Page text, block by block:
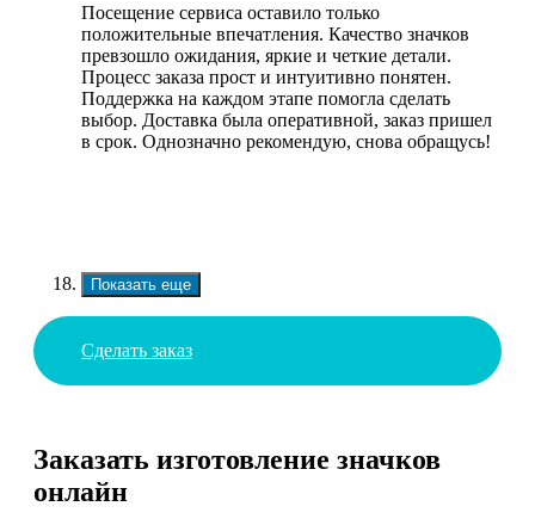
Посещение сервиса оставило только
положительные впечатления. Качество значков
превзошло ожидания, яркие и четкие детали.
Процесс заказа прост и интуитивно понятен.
Поддержка на каждом этапе помогла сделать
выбор. Доставка была оперативной, заказ пришел
в срок. Однозначно рекомендую, снова обращусь!
Показать еще
Сделать заказ
Заказать изготовление значков
онлайн